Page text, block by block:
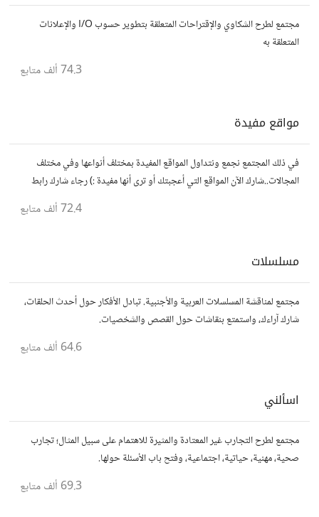
مجتمع لطرح الشكاوي والإقتراحات المتعلقة بتطوير حسوب I/O والإعلانات
المتعلقة به
74.3 ألف متابع
مواقع مفيدة
في ذلك المجتمع نجمع ونتداول المواقع المفيدة بمختلف أنواعها وفي مختلف
المجالات..شارك الآن المواقع التي أعجبتك أو ترى أنها مفيدة :) رجاء شارك رابط
72.4 ألف متابع
مسلسلات
مجتمع لمناقشة المسلسلات العربية والأجنبية. تبادل الأفكار حول أحدث الحلقات،
شارك آراءك، واستمتع بنقاشات حول القصص والشخصيات.
64.6 ألف متابع
اسألني
مجتمع لطرح التجارب غير المعتادة والمثيرة للاهتمام على سبيل المثال؛ تجارب
صحية، مهنية، حياتية، اجتماعية، وفتح باب الأسئلة حولها.
69.3 ألف متابع